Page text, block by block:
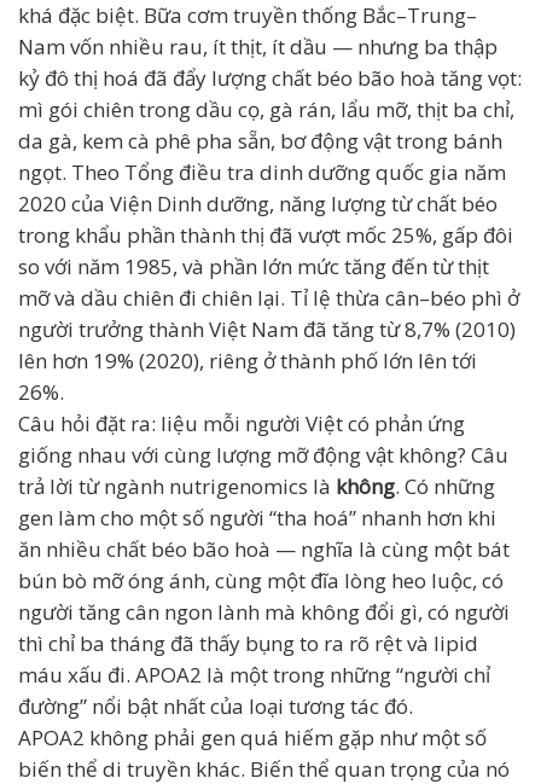
khá đặc biệt. Bữa cơm truyền thống Bắc–Trung–
Nam vốn nhiều rau, ít thịt, ít dầu — nhưng ba thập
kỷ đô thị hoá đã đẩy lượng chất béo bão hoà tăng vọt:
mì gói chiên trong dầu cọ, gà rán, lẩu mỡ, thịt ba chỉ,
da gà, kem cà phê pha sẵn, bơ động vật trong bánh
ngọt. Theo Tổng điều tra dinh dưỡng quốc gia năm
2020 của Viện Dinh dưỡng, năng lượng từ chất béo
trong khẩu phần thành thị đã vượt mốc 25%, gấp đôi
so với năm 1985, và phần lớn mức tăng đến từ thịt
mỡ và dầu chiên đi chiên lại. Tỉ lệ thừa cân–béo phì ở
người trưởng thành Việt Nam đã tăng từ 8,7% (2010)
lên hơn 19% (2020), riêng ở thành phố lớn lên tới
26%.
Câu hỏi đặt ra: liệu mỗi người Việt có phản ứng
giống nhau với cùng lượng mỡ động vật không? Câu
trả lời từ ngành nutrigenomics là không. Có những
gen làm cho một số người “tha hoá” nhanh hơn khi
ăn nhiều chất béo bão hoà — nghĩa là cùng một bát
bún bò mỡ óng ánh, cùng một đĩa lòng heo luộc, có
người tăng cân ngon lành mà không đổi gì, có người
thì chỉ ba tháng đã thấy bụng to ra rõ rệt và lipid
máu xấu đi. APOA2 là một trong những “người chỉ
đường” nổi bật nhất của loại tương tác đó.
APOA2 không phải gen quá hiếm gặp như một số
biến thể di truyền khác. Biến thể quan trọng của nó